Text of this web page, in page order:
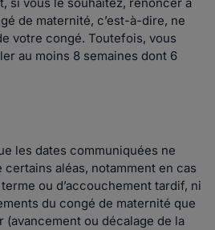
de maternité, c’est-à-dire, ne
votre congé. Toutefois, vous
au moins 8 semaines dont 6
les dates communiquées ne
aléas, notamment en cas
ou d’accouchement tardif, ni
du congé de maternité que
ou décalage de la